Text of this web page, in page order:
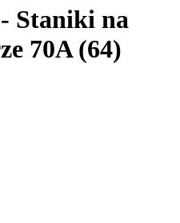
Staniki na
70A (64)